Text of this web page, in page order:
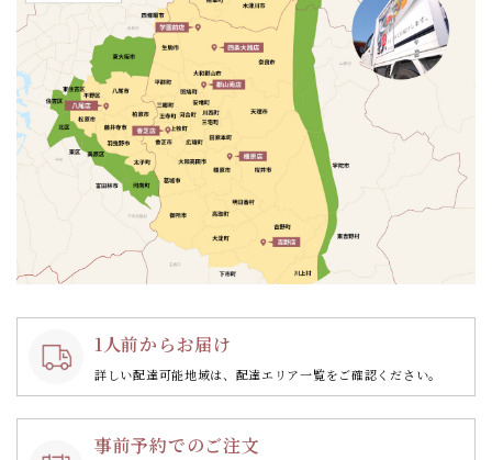
1人前からお届け
詳しい配達可能地域は、配達エリア一覧をご確認ください。
事前予約でのご注文